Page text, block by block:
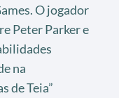
O jogador
Peter Parker e
na
de Teia”